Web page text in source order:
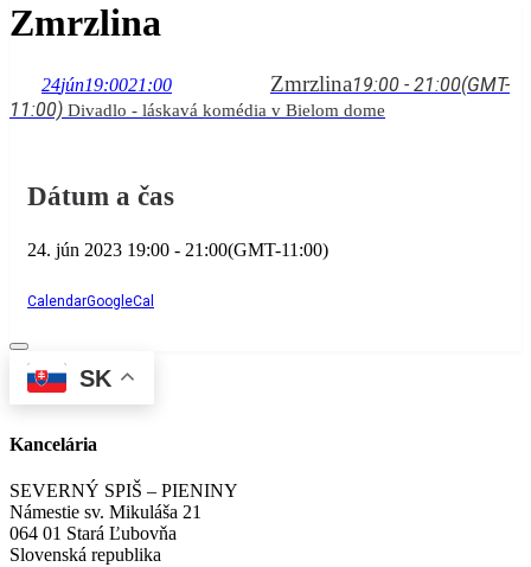
Zmrzlina
24jún19:0021:00 Zmrzlina19:00 - 21:00(GMT-
11:00) Divadlo - láskavá komédia v Bielom dome
Dátum a čas
24. jún 2023 19:00 - 21:00(GMT-11:00)
CalendarGoogleCal
SK
Kancelária
SEVERNÝ SPIŠ – PIENINY
Námestie sv. Mikuláša 21
064 01 Stará Ľubovňa
Slovenská republika